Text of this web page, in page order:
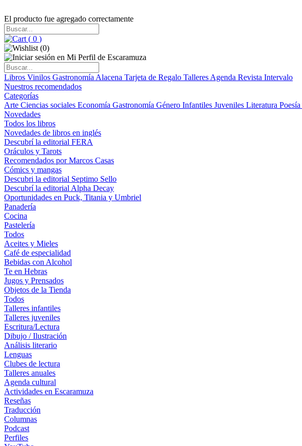
El producto fue agregado correctamente
( 0 )
(0)
Libros Vinilos Gastronomía Alacena Tarjeta de Regalo Talleres Agenda Revista Intervalo
Nuestros recomendados
Categorías
Arte Ciencias sociales Economía Gastronomía Género Infantiles Juveniles Literatura Poesía
Novedades
Todos los libros
Novedades de libros en inglés
Descubrí la editorial FERA
Oráculos y Tarots
Recomendados por Marcos Casas
Cómics y mangas
Descubri la editorial Septimo Sello
Descubrí la editorial Alpha Decay
Oportunidades en Puck, Titania y Umbriel
Panadería
Cocina
Pastelería
Todos
Aceites y Mieles
Café de especialidad
Bebidas con Alcohol
Te en Hebras
Jugos y Prensados
Objetos de la Tienda
Todos
Talleres infantiles
Talleres juveniles
Escritura/Lectura
Dibujo / Ilustración
Análisis literario
Lenguas
Clubes de lectura
Talleres anuales
Agenda cultural
Actividades en Escaramuza
Reseñas
Traducción
Columnas
Podcast
Perfiles